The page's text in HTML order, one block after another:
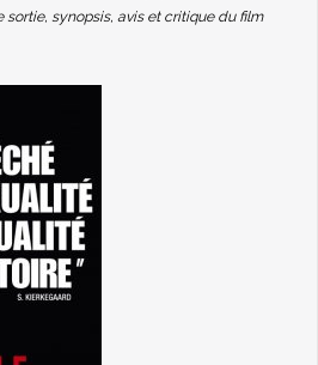
synopsis, avis et critique du film